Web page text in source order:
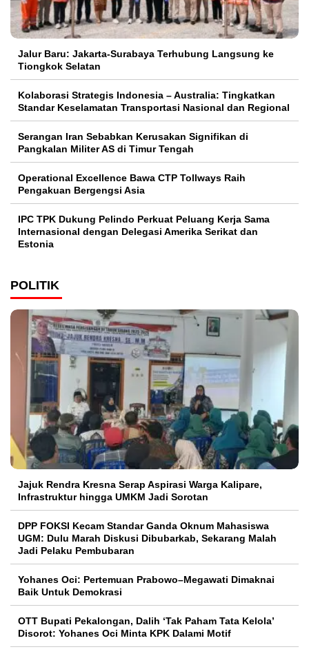
Jalur Baru: Jakarta-Surabaya Terhubung Langsung ke
Tiongkok Selatan
Kolaborasi Strategis Indonesia – Australia: Tingkatkan
Standar Keselamatan Transportasi Nasional dan Regional
Serangan Iran Sebabkan Kerusakan Signifikan di
Pangkalan Militer AS di Timur Tengah
Operational Excellence Bawa CTP Tollways Raih
Pengakuan Bergengsi Asia
IPC TPK Dukung Pelindo Perkuat Peluang Kerja Sama
Internasional dengan Delegasi Amerika Serikat dan
Estonia
POLITIK
Jajuk Rendra Kresna Serap Aspirasi Warga Kalipare,
Infrastruktur hingga UMKM Jadi Sorotan
DPP FOKSI Kecam Standar Ganda Oknum Mahasiswa
UGM: Dulu Marah Diskusi Dibubarkab, Sekarang Malah
Jadi Pelaku Pembubaran
Yohanes Oci: Pertemuan Prabowo–Megawati Dimaknai
Baik Untuk Demokrasi
OTT Bupati Pekalongan, Dalih ‘Tak Paham Tata Kelola’
Disorot: Yohanes Oci Minta KPK Dalami Motif